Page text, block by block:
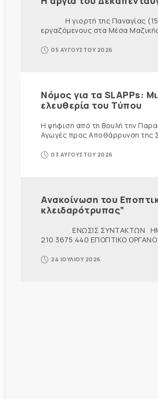
Η γιορτή της Παναγίας (15
εργαζόμενους στα Μέσα
05 ΑΥΓΟΥΣΤΟΥ 2026
Νόμος για τα SLAPPs:
ελευθερία του Τύπου
Η ψήφιση από τη Βουλή την
Αγωγές προς Αποθάρρυνση της
03 ΑΥΓΟΥΣΤΟΥ 2026
Ανακοίνωση του
κλειδαρότρυπας”
ΕΝΩΣΙΣ ΣΥΝΤΑΚΤΩΝ
210 3675 440 ΕΠΟΠΤΙΚΟ ΟΡΓΑΝΟ
24 ΙΟΥΛΙΟΥ 2026